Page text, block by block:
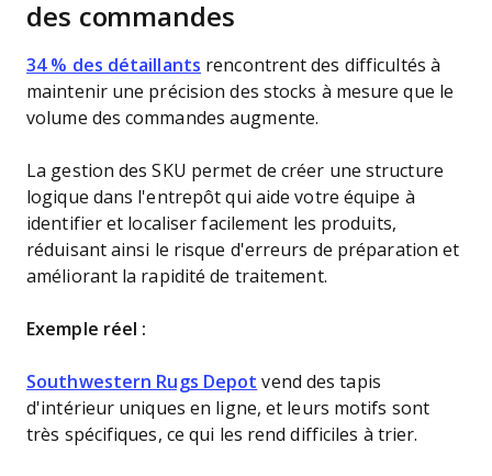
des commandes
34 % des détaillants rencontrent des difficultés à
maintenir une précision des stocks à mesure que le
volume des commandes augmente.
La gestion des SKU permet de créer une structure
logique dans l'entrepôt qui aide votre équipe à
identifier et localiser facilement les produits,
réduisant ainsi le risque d'erreurs de préparation et
améliorant la rapidité de traitement.
Exemple réel :
Southwestern Rugs Depot vend des tapis
d'intérieur uniques en ligne, et leurs motifs sont
très spécifiques, ce qui les rend difficiles à trier.